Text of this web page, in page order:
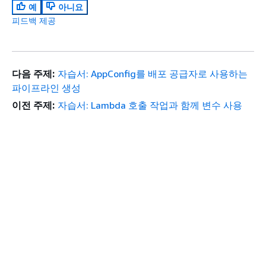
예
아니요
피드백 제공
다음 주제: 자습서: AppConfig를 배포 공급자로 사용하는
파이프라인 생성
이전 주제: 자습서: Lambda 호출 작업과 함께 변수 사용